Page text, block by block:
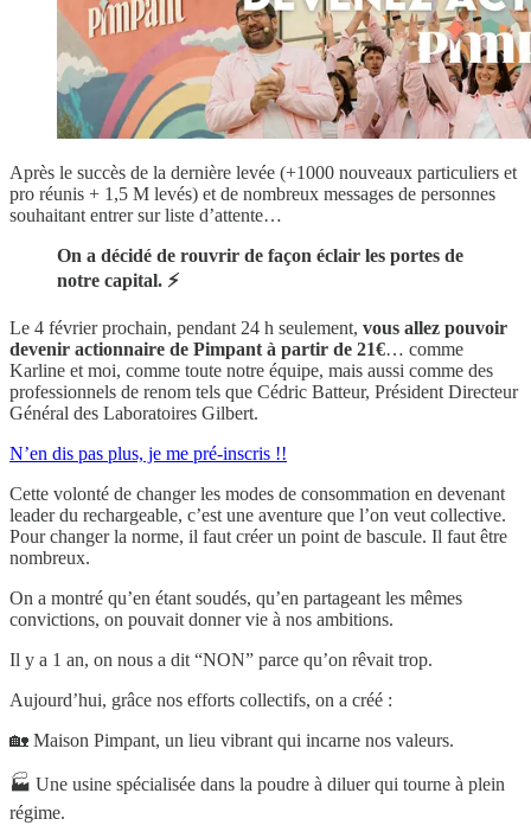
Après le succès de la dernière levée (+1000 nouveaux particuliers et
pro réunis + 1,5 M levés) et de nombreux messages de personnes
souhaitant entrer sur liste d’attente…
On a décidé de rouvrir de façon éclair les portes de
notre capital. ⚡
Le 4 février prochain, pendant 24 h seulement, vous allez pouvoir
devenir actionnaire de Pimpant à partir de 21€… comme
Karline et moi, comme toute notre équipe, mais aussi comme des
professionnels de renom tels que Cédric Batteur, Président Directeur
Général des Laboratoires Gilbert.
N’en dis pas plus, je me pré-inscris !!
Cette volonté de changer les modes de consommation en devenant
leader du rechargeable, c’est une aventure que l’on veut collective.
Pour changer la norme, il faut créer un point de bascule. Il faut être
nombreux.
On a montré qu’en étant soudés, qu’en partageant les mêmes
convictions, on pouvait donner vie à nos ambitions.
Il y a 1 an, on nous a dit “NON” parce qu’on rêvait trop.
Aujourd’hui, grâce nos efforts collectifs, on a créé :
🏡 Maison Pimpant, un lieu vibrant qui incarne nos valeurs.
🏭 Une usine spécialisée dans la poudre à diluer qui tourne à plein
régime.